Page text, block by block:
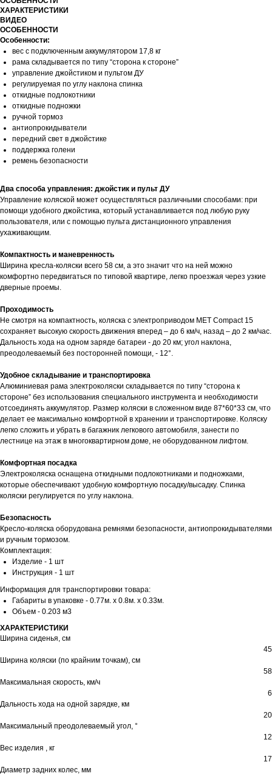
ХАРАКТЕРИСТИКИ
ВИДЕО
ОСОБЕННОСТИ
Особенности:
вес с подключенным аккумулятором 17,8 кг
рама складывается по типу “сторона к стороне”
управление джойстиком и пультом ДУ
регулируемая по углу наклона спинка
откидные подлокотники
откидные подножки
ручной тормоз
антиопрокидыватели
передний свет в джойстике
поддержка голени
ремень безопасности
Два способа управления: джойстик и пульт ДУ
Управление коляской может осуществляться различными способами: при
помощи удобного джойстика, который устанавливается под любую руку
пользователя, или с помощью пульта дистанционного управления
ухаживающим.
Компактность и маневренность
Ширина кресла-коляски всего 58 см, а это значит что на ней можно
комфортно передвигаться по типовой квартире, легко проезжая через узкие
дверные проемы.
Проходимость
Не смотря на компактность, коляска с электроприводом MET Compact 15
сохраняет высокую скорость движения вперед – до 6 км/ч, назад – до 2 км/час.
Дальность хода на одном заряде батареи - до 20 км; угол наклона,
преодолеваемый без посторонней помощи, - 12°.
Удобное складывание и транспортировка
Алюминиевая рама электроколяски складывается по типу “сторона к
стороне” без использования специального инструмента и необходимости
отсоединять аккумулятор. Размер коляски в сложенном виде 87*60*33 см, что
делает ее максимально комфортной в хранении и транспортировке. Коляску
легко сложить и убрать в багажник легкового автомобиля, занести по
лестнице на этаж в многоквартирном доме, не оборудованном лифтом.
Комфортная посадка
Электроколяска оснащена откидными подлокотниками и подножками,
которые обеспечивают удобную комфортную посадку/высадку. Спинка
коляски регулируется по углу наклона.
Безопасность
Кресло-коляска оборудована ремнями безопасности, антиопрокидывателями
и ручным тормозом.
Комплектация:
Изделие - 1 шт
Инструкция - 1 шт
Информация для транспортировки товара:
Габариты в упаковке - 0.77м. x 0.8м. x 0.33м.
Объем - 0.203 м3
ХАРАКТЕРИСТИКИ
Ширина сиденья, см
45
Ширина коляски (по крайним точкам), см
58
Максимальная скорость, км/ч
6
Дальность хода на одной зарядке, км
20
Максимальный преодолеваемый угол, °
12
Вес изделия , кг
17
Диаметр задних колес, мм